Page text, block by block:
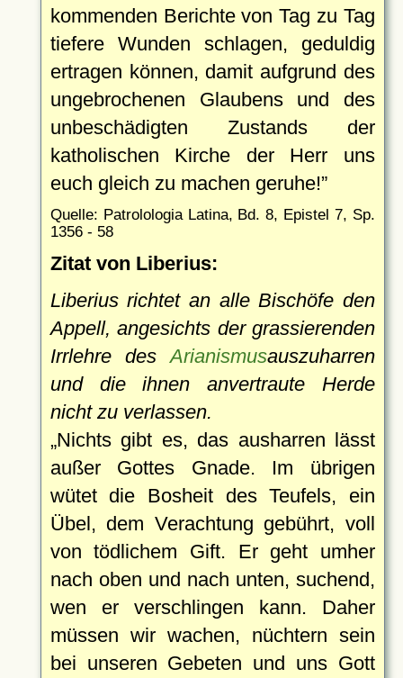
kommenden Berichte von Tag zu Tag
tiefere Wunden schlagen, geduldig
ertragen können, damit aufgrund des
ungebrochenen Glaubens und des
unbeschädigten Zustands der
katholischen Kirche der Herr uns
euch gleich zu machen geruhe!
Quelle: Patrolologia Latina, Bd. 8, Epistel 7, Sp.
1356 - 58
Zitat von Liberius:
Liberius richtet an alle Bischöfe den
Appell, angesichts der grassierenden
Irrlehre desArianismusauszuharren
und die ihnen anvertraute Herde
nicht zu verlassen.
Nichts gibt es, das ausharren lässt
außer Gottes Gnade. Im übrigen
wütet die Bosheit des Teufels, ein
Übel, dem Verachtung gebührt, voll
von tödlichem Gift. Er geht umher
nach oben und nach unten, suchend,
wen er verschlingen kann. Daher
müssen wir wachen, nüchtern sein
bei unseren Gebeten und uns Gott